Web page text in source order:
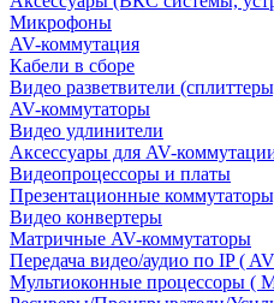
Микрофоны
AV-коммутация
Кабели в сборе
Видео разветвители
AV-коммутаторы
Видео удлинители
Аксессуары для AV-
Видеопроцессоры и платы
Презентационные
Видео конвертеры
Матричные AV-коммутаторы
Передача видео/аудио по IP (
Мультиоконные процессоры (